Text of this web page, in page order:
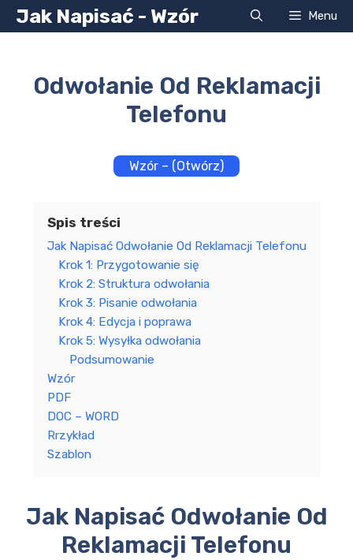
Przejdź
do
Jak Napisać - Wzór Menu
Odwołanie Od Reklamacji
Telefonu
Wzór – (Otwórz)
Spis treści
Jak Napisać Odwołanie Od Reklamacji Telefonu
Krok 1: Przygotowanie się
Krok 2: Struktura odwołania
Krok 3: Pisanie odwołania
Krok 4: Edycja i poprawa
Krok 5: Wysyłka odwołania
Podsumowanie
Wzór
PDF
DOC – WORD
Rrzykład
Szablon
Jak Napisać Odwołanie Od
Reklamacji Telefonu